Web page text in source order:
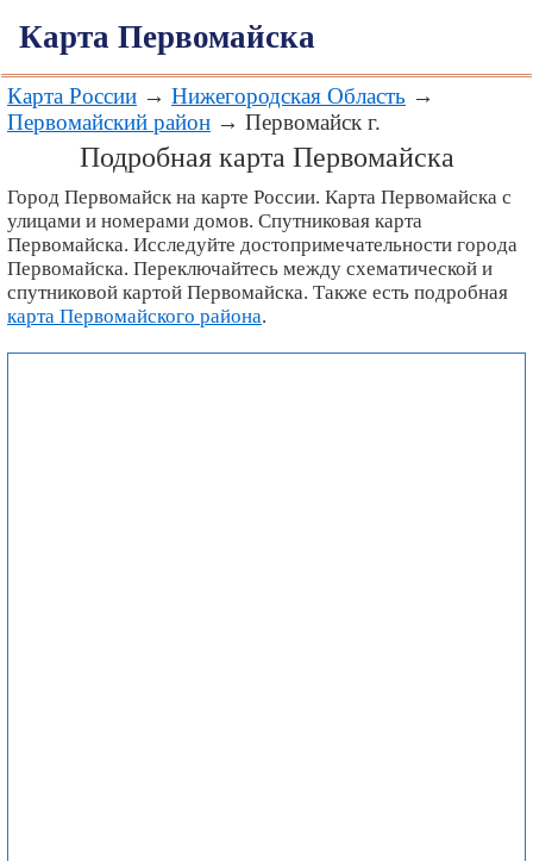
Карта Первомайска
Карта России → Нижегородская Область →
Первомайский район → Первомайск г.
Подробная карта Первомайска
Город Первомайск на карте России. Карта Первомайска с
улицами и номерами домов. Спутниковая карта
Первомайска. Исследуйте достопримечательности города
Первомайска. Переключайтесь между схематической и
спутниковой картой Первомайска. Также есть подробная
карта Первомайского района.